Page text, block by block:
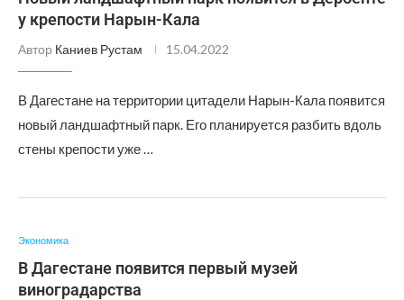
у крепости Нарын-Кала
Автор Каниев Рустам 15.04.2022
В Дагестане на территории цитадели Нарын-Кала появится
новый ландшафтный парк. Его планируется разбить вдоль
стены крепости уже …
Экономика
В Дагестане появится первый музей
виноградарства